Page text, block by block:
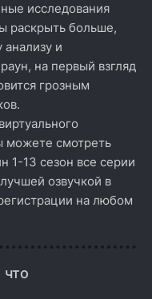
исследования
раскрыть больше,
анализу и
на первый взгляд
грозным
можете смотреть
1-13 сезон все серии
озвучкой в
на любом